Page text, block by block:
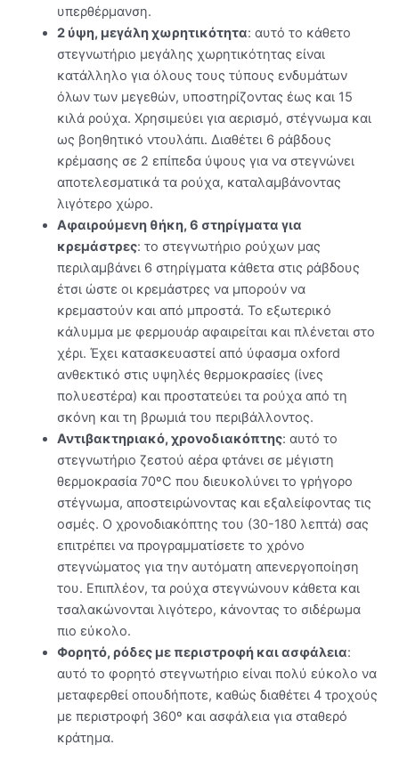
υπερθέρμανση.
2 ύψη, μεγάλη χωρητικότητα: αυτό το κάθετο
στεγνωτήριο μεγάλης χωρητικότητας είναι
κατάλληλο για όλους τους τύπους ενδυμάτων
όλων των μεγεθών, υποστηρίζοντας έως και 15
κιλά ρούχα. Χρησιμεύει για αερισμό, στέγνωμα και
ως βοηθητικό ντουλάπι. Διαθέτει 6 ράβδους
κρέμασης σε 2 επίπεδα ύψους για να στεγνώνει
αποτελεσματικά τα ρούχα, καταλαμβάνοντας
λιγότερο χώρο.
Αφαιρούμενη θήκη, 6 στηρίγματα για
κρεμάστρες: το στεγνωτήριο ρούχων μας
περιλαμβάνει 6 στηρίγματα κάθετα στις ράβδους
έτσι ώστε οι κρεμάστρες να μπορούν να
κρεμαστούν και από μπροστά. Το εξωτερικό
κάλυμμα με φερμουάρ αφαιρείται και πλένεται στο
χέρι. Έχει κατασκευαστεί από ύφασμα oxford
ανθεκτικό στις υψηλές θερμοκρασίες (ίνες
πολυεστέρα) και προστατεύει τα ρούχα από τη
σκόνη και τη βρωμιά του περιβάλλοντος.
Αντιβακτηριακό, χρονοδιακόπτης: αυτό το
στεγνωτήριο ζεστού αέρα φτάνει σε μέγιστη
θερμοκρασία 70ºC που διευκολύνει το γρήγορο
στέγνωμα, αποστειρώνοντας και εξαλείφοντας τις
οσμές. Ο χρονοδιακόπτης του (30-180 λεπτά) σας
επιτρέπει να προγραμματίσετε το χρόνο
στεγνώματος για την αυτόματη απενεργοποίηση
του. Επιπλέον, τα ρούχα στεγνώνουν κάθετα και
τσαλακώνονται λιγότερο, κάνοντας το σιδέρωμα
πιο εύκολο.
Φορητό, ρόδες με περιστροφή και ασφάλεια:
αυτό το φορητό στεγνωτήριο είναι πολύ εύκολο να
μεταφερθεί οπουδήποτε, καθώς διαθέτει 4 τροχούς
με περιστροφή 360º και ασφάλεια για σταθερό
κράτημα.